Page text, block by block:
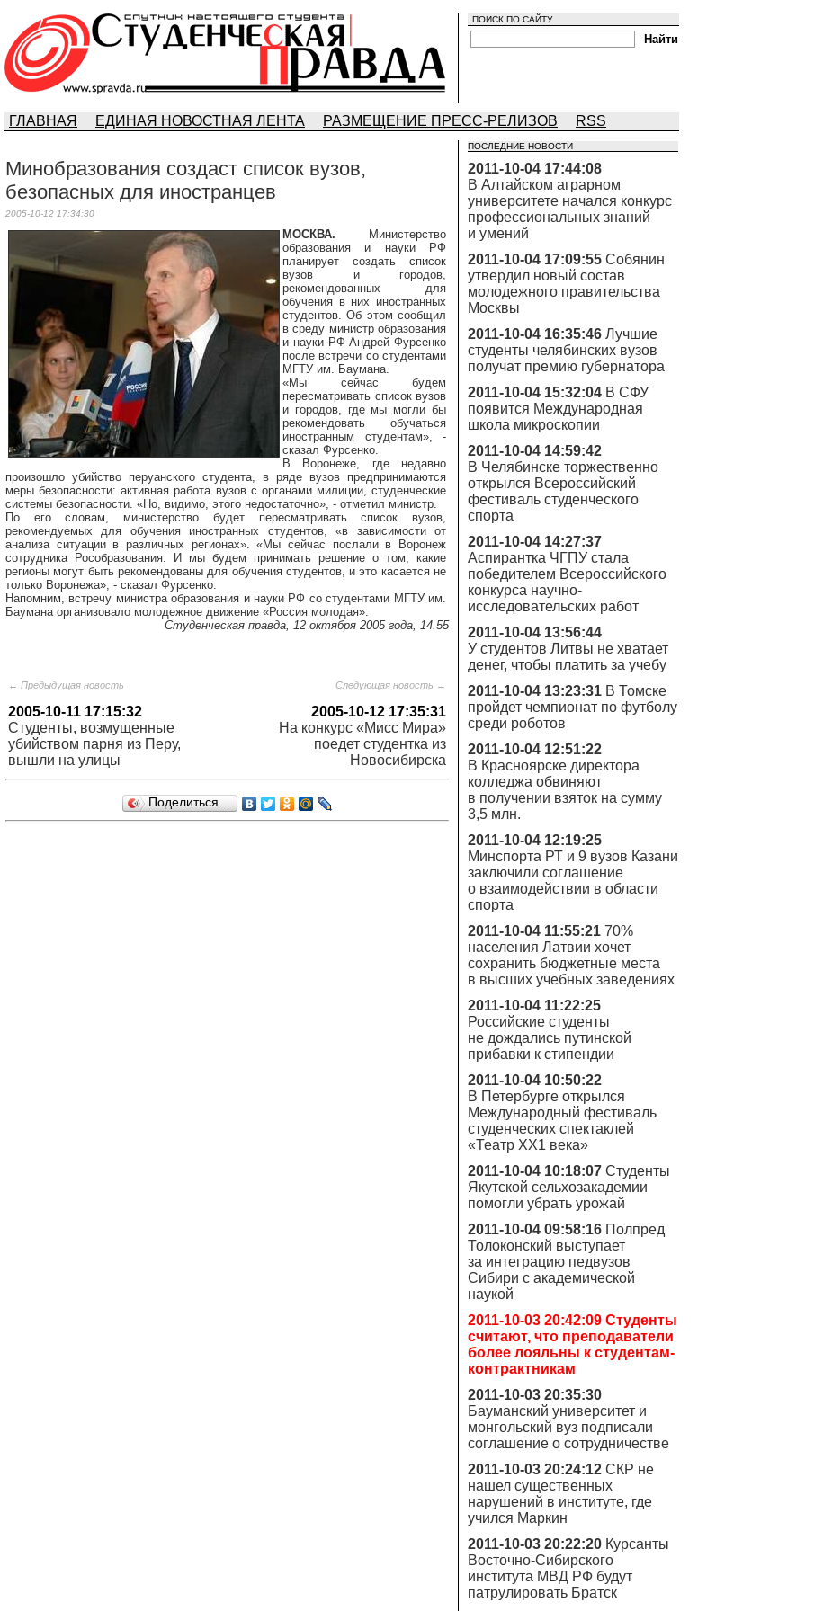
ПОИСК ПО САЙТУ
ГЛАВНАЯ ЕДИНАЯ НОВОСТНАЯ ЛЕНТА РАЗМЕЩЕНИЕ ПРЕСС-РЕЛИЗОВ RSS
Минобразования создаст список вузов,
безопасных для иностранцев
2005-10-12 17:34:30
МОСКВА.
Министерство
образования и науки РФ
планирует создать список
вузов и городов,
рекомендованных для
обучения в них иностранных
студентов. Об этом сообщил
в среду министр образования
и науки РФ Андрей Фурсенко
после встречи со студентами
МГТУ им. Баумана.
«Мы сейчас будем
пересматривать список вузов
и городов, где мы могли бы
рекомендовать обучаться
иностранным студентам», -
сказал Фурсенко.
В Воронеже, где недавно
произошло убийство перуанского студента, в ряде вузов предпринимаются
меры безопасности: активная работа вузов с органами милиции, студенческие
системы безопасности. «Но, видимо, этого недостаточно», - отметил министр.
По его словам, министерство будет пересматривать список вузов,
рекомендуемых для обучения иностранных студентов, «в зависимости от
анализа ситуации в различных регионах». «Мы сейчас послали в Воронеж
сотрудника Рособразования. И мы будем принимать решение о том, какие
регионы могут быть рекомендованы для обучения студентов, и это касается не
только Воронежа», - сказал Фурсенко.
Напомним, встречу министра образования и науки РФ со студентами МГТУ им.
Бауманаорганизовало молодежное движение «Россия молодая».
Студенческая правда, 12 октября 2005 года, 14.55
← Предыдущая новость
2005-10-11 17:15:32
Студенты, возмущенные
убийством парня из Перу,
вышли на улицы
Следующая новость →
2005-10-12 17:35:31
На конкурс «Мисс Мира»
поедет студентка из
Новосибирска
Поделиться…
ПОСЛЕДНИЕ НОВОСТИ
2011-10-04 17:44:08
В Алтайском аграрном
университете начался конкурс
профессиональных знаний
и умений
2011-10-04 17:09:55 Собянин
утвердил новый состав
молодежного правительства
Москвы
2011-10-04 16:35:46 Лучшие
студенты челябинских вузов
получат премию губернатора
2011-10-04 15:32:04 В СФУ
появится Международная
школа микроскопии
2011-10-04 14:59:42
В Челябинске торжественно
открылся Всероссийский
фестиваль студенческого
спорта
2011-10-04 14:27:37
Аспирантка ЧГПУ стала
победителем Всероссийского
конкурса научно-
исследовательских работ
2011-10-04 13:56:44
У студентов Литвы не хватает
денег, чтобы платить за учебу
2011-10-04 13:23:31 В Томске
пройдет чемпионат по футболу
среди роботов
2011-10-04 12:51:22
В Красноярске директора
колледжа обвиняют
в получении взяток на сумму
3,5 млн.
2011-10-04 12:19:25
Минспорта РТ и 9 вузов Казани
заключили соглашение
о взаимодействии в области
спорта
2011-10-04 11:55:21 70%
населения Латвии хочет
сохранить бюджетные места
в высших учебных заведениях
2011-10-04 11:22:25
Российские студенты
не дождались путинской
прибавки к стипендии
2011-10-04 10:50:22
В Петербурге открылся
Международный фестиваль
студенческих спектаклей
«Театр XX1 века»
2011-10-04 10:18:07 Студенты
Якутской сельхозакадемии
помогли убрать урожай
2011-10-04 09:58:16 Полпред
Толоконский выступает
за интеграцию педвузов
Сибири с академической
наукой
2011-10-03 20:42:09 Студенты
считают, что преподаватели
более лояльны к студентам-
контрактникам
2011-10-03 20:35:30
Бауманский университет и
монгольский вуз подписали
соглашение о сотрудничестве
2011-10-03 20:24:12 СКР не
нашел существенных
нарушений в институте, где
учился Маркин
2011-10-03 20:22:20 Курсанты
Восточно-Сибирского
института МВД РФ будут
патрулировать Братск